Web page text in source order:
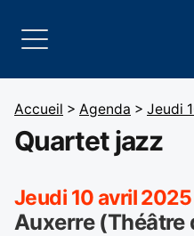
Accueil > Agenda > Jeudi
Quartet jazz
Jeudi 10 avril
Auxerre (Théâtre